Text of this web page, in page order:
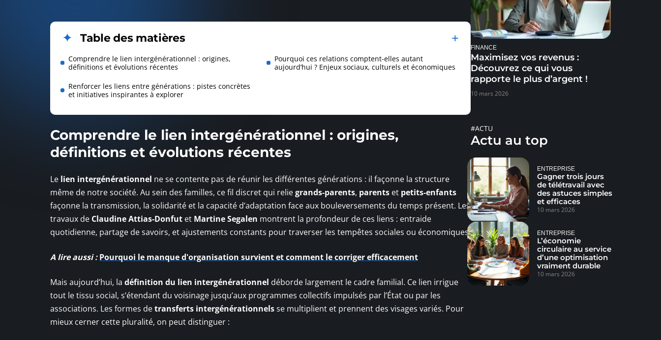
Table des matières
Comprendre le lien intergénérationnel : origines,
définitions et évolutions récentes
Pourquoi ces relations comptent-elles autant
aujourd’hui ? Enjeux sociaux, culturels et économiques
Renforcer les liens entre générations : pistes concrètes
et initiatives inspirantes à explorer
Comprendre le lien intergénérationnel : origines,
définitions et évolutions récentes
Le lien intergénérationnel ne se contente pas de réunir les différentes générations : il façonne la structure
même de notre société. Au sein des familles, ce fil discret qui reliegrands-parents, parents et petits-enfants
façonne la transmission, la solidarité et la capacité d’adaptation face aux bouleversements du temps présent. Les
travaux de Claudine Attias-Donfut et Martine Segalen montrent la profondeur de ces liens : entraide
quotidienne, partage de savoirs, et ajustements constants pour traverser les tempêtes sociales ou économiques.
A lire aussi : Pourquoi le manque d'organisation survient et comment le corriger efficacement
Mais aujourd’hui, la définition du lien intergénérationnel déborde largement le cadre familial. Ce lien irrigue
tout le tissu social, s’étendant du voisinage jusqu’aux programmes collectifs impulsés par l’État ou par les
associations. Les formes detransferts intergénérationnelsse multiplient et prennent des visages variés. Pour
mieux cerner cette pluralité, on peut distinguer :
FINANCE
Maximisez vos revenus :
Découvrez ce qui vous
rapporte le plus d’argent !
10 mars 2026
#ACTU
Actu au top
ENTREPRISE
Gagner trois jours
de télétravail avec
des astuces simples
et efficaces
10 mars 2026
ENTREPRISE
L’économie
circulaire au service
d’une optimisation
vraiment durable
10 mars 2026